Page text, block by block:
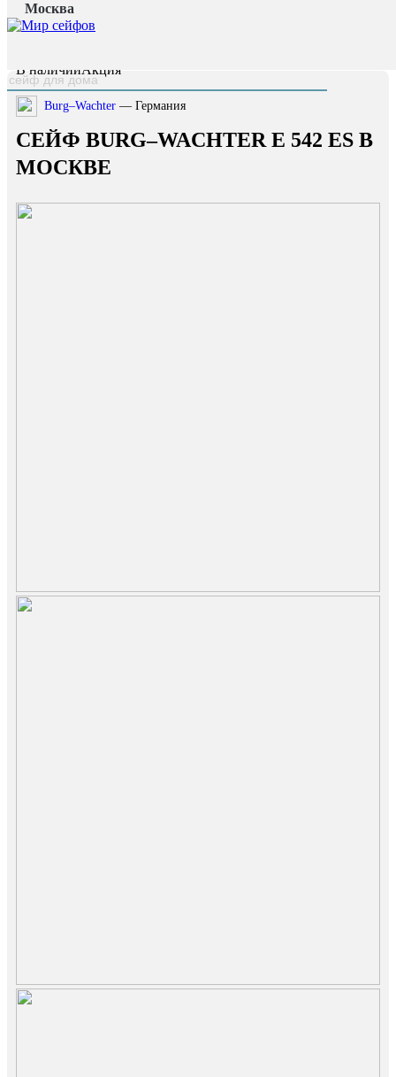
Москва
Главная страница
Каталог /
В наличииАкция
Burg–Wachter — Германия
СЕЙФ BURG–WACHTER E 542 ES В
МОСКВЕ